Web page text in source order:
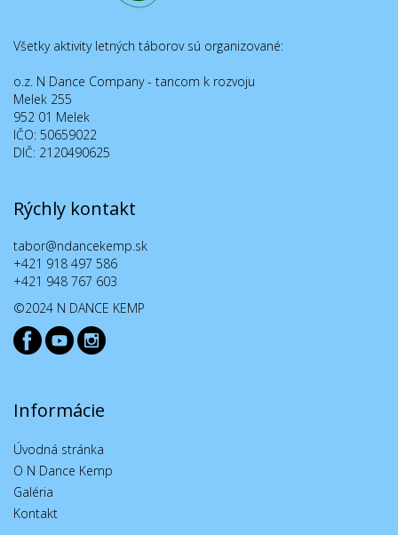
Všetky aktivity letných táborov sú organizované:
o.z. N Dance Company - tancom k rozvoju
Melek 255
952 01 Melek
IČO: 50659022
DIČ: 2120490625
Rýchly kontakt
tabor@ndancekemp.sk
+421 918 497 586
+421 948 767 603
©2024 N DANCE KEMP
Informácie
Úvodná stránka
O N Dance Kemp
Galéria
Kontakt